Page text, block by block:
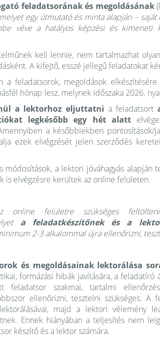
feladatsorának és megoldásának
melyet egy útmutató és minta alapján – saját
véve a hatályos képzési és kimeneti
kell lennie, nem tartalmazhat
A kifejtő, esszé jellegű feladatokat
a feladatsorok, megoldások
hónap lesz, melynek időszaka 2026.
a lektorhoz eljuttatni a feladatsort
legkésőbb egy hét alatt
a későbbiekben pontosítások/
ezek elvégzését jelen szerződés
módosítások, a lektori jóváhagyás alapján
is elvégzésre kerültek az online felületen.
online felületre szükséges
a feladatkészítőnek és a
2-3 alkalommal újra ellenőrizni,
és megoldásainak lektorálása
formázási hibák javítására, a feladatíró
feladatsor szakmai, tartalmi
ellenőrizni, tesztelni szükséges. A
majd a lektori vélemény
Ennek hiányában a teljesítés nem
készítő és a lektor számára.